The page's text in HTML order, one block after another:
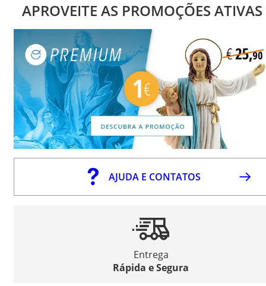
APROVEITE AS PROMOÇÕES ATIVAS
AJUDA E CONTATOS
Entrega
Rápida e Segura